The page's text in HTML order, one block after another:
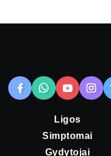
Ligos
Simptomai
Gydytojai